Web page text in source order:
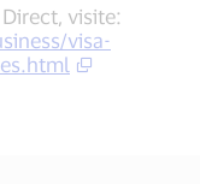
visite:
visa-